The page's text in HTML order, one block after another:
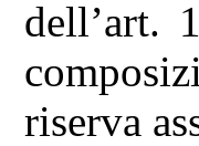
dell’art.
riserva